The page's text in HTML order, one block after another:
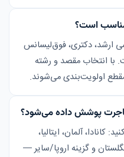
مناسب است؟
ارشد، دکتری، فوق‌لیسانس
انتخاب مقصد و رشته
اولویت‌بندی می‌شوند.
پوشش داده می‌شود؟
آلمان، ایتالیا،
و گزینه اروپا/سایر —